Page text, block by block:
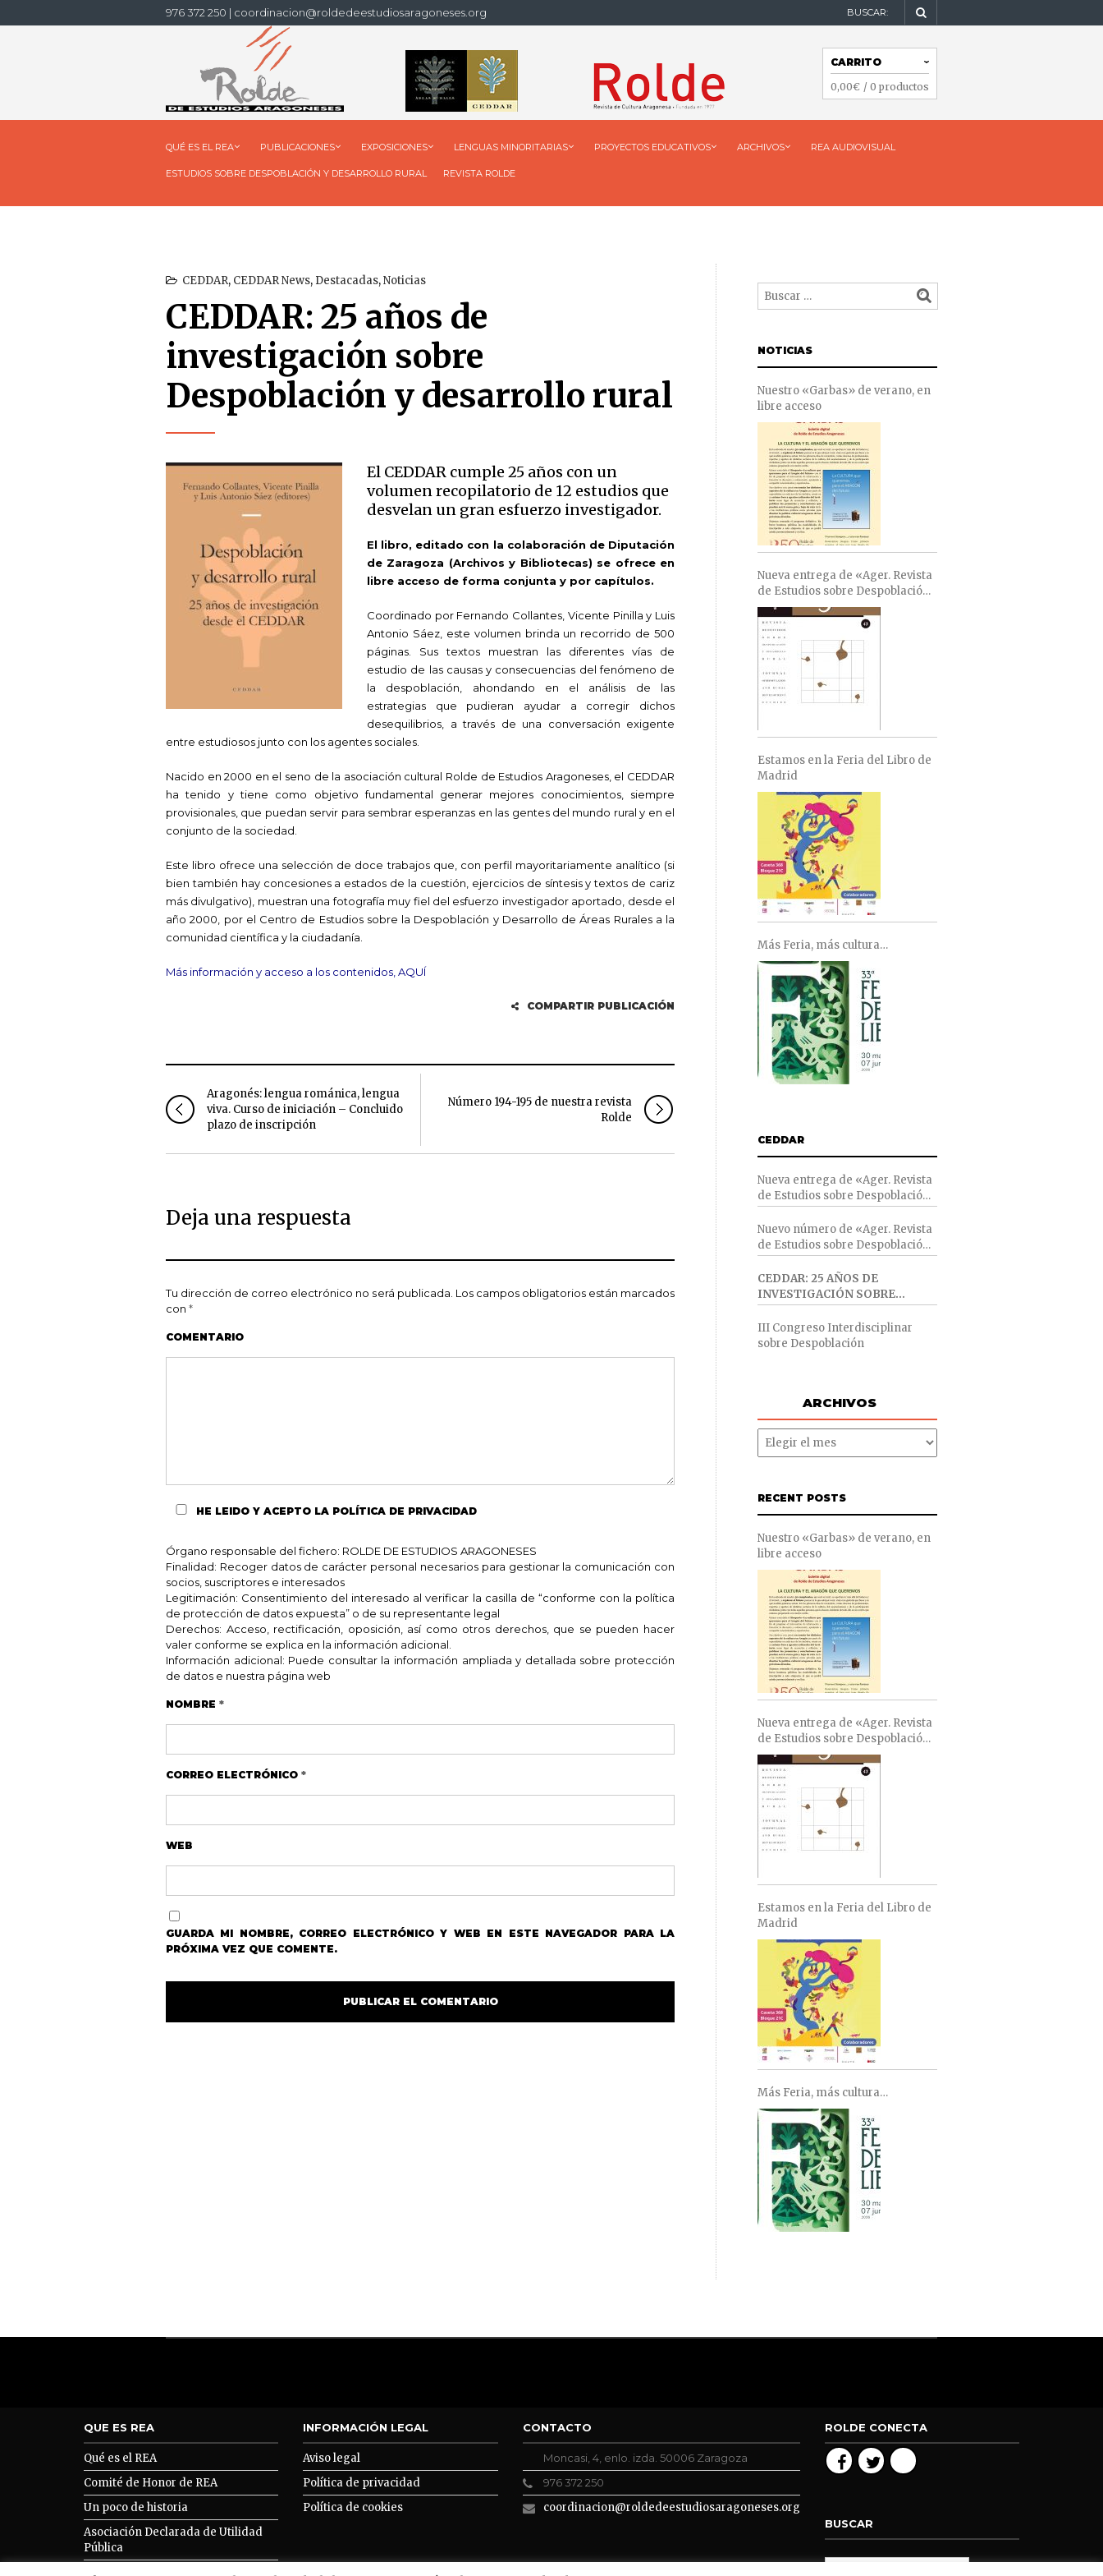
976 372 250 | coordinacion@roldedeestudiosaragoneses.org BUSCAR:
NAVEGACIÓN
CARRITO
0,00€ / 0 productos
QUÉ ES EL REA PUBLICACIONES EXPOSICIONES LENGUAS MINORITARIAS PROYECTOS EDUCATIVOS ARCHIVOS REA AUDIOVISUAL
ESTUDIOS SOBRE DESPOBLACIÓN Y DESARROLLO RURAL REVISTA ROLDE
CEDDAR, CEDDAR News, Destacadas,Noticias
CEDDAR: 25 años de
investigación sobre
Despoblación y desarrollo rural
El CEDDAR cumple 25 años con un
volumen recopilatorio de 12 estudios que
desvelan un gran esfuerzo investigador.
El libro, editado con la colaboración de Diputación
de Zaragoza (Archivos y Bibliotecas) se ofrece en
libre acceso de forma conjunta y por capítulos.
Coordinado por Fernando Collantes, Vicente Pinilla y Luis
Antonio Sáez, este volumen brinda un recorrido de 500
páginas. Sus textos muestran las diferentes vías de
estudio de las causas y consecuencias del fenómeno de
la despoblación, ahondando en el análisis de las
estrategias que pudieran ayudar a corregir dichos
desequilibrios, a través de una conversación exigente
entre estudiosos junto con los agentes sociales.
Nacido en 2000 en el seno de la asociación cultural Rolde de Estudios Aragoneses, el CEDDAR
ha tenido y tiene como objetivo fundamental generar mejores conocimientos, siempre
provisionales, que puedan servir para sembrar esperanzas en las gentes del mundo rural y en el
conjunto de la sociedad.
Este libro ofrece una selección de doce trabajos que, con perfil mayoritariamente analítico (si
bien también hay concesiones a estados de la cuestión, ejercicios de síntesis y textos de cariz
más divulgativo), muestran una fotografía muy fiel del esfuerzo investigador aportado, desde el
año 2000, por el Centro de Estudios sobre la Despoblación y Desarrollo de Áreas Rurales a la
comunidad científica y la ciudadanía.
Más información y acceso a los contenidos, AQUÍ
COMPARTIR PUBLICACIÓN
FACEBOOK
TWITTER
Aragonés: lengua románica, lengua
viva. Curso de iniciación – Concluido
plazo de inscripción
Número 194-195 de nuestra revista
Rolde
Deja una respuesta
Tu dirección de correo electrónico no será publicada. Los campos obligatorios están marcados
con *
COMENTARIO
HE LEIDO Y ACEPTO LA POLÍTICA DE PRIVACIDAD
Órgano responsable del fichero: ROLDE DE ESTUDIOS ARAGONESES
Finalidad: Recoger datos de carácter personal necesarios para gestionar la comunicación con
socios, suscriptores e interesados
Legitimación: Consentimiento del interesado al verificar la casilla de “conforme con la política
de protección de datos expuesta” o de su representante legal
Derechos: Acceso, rectificación, oposición, así como otros derechos, que se pueden hacer
valer conforme se explica en la información adicional.
Información adicional: Puede consultar la información ampliada y detallada sobre protección
de datos e nuestra página web
NOMBRE *
CORREO ELECTRÓNICO *
WEB
GUARDA MI NOMBRE, CORREO ELECTRÓNICO Y WEB EN ESTE NAVEGADOR PARA LA
PRÓXIMA VEZ QUE COMENTE.
NOTICIAS
Nuestro «Garbas» de verano, en
libre acceso
Nueva entrega de «Ager. Revista
de Estudios sobre Despoblación
y Desarrollo Rural»
Estamos en la Feria del Libro de
Madrid
Más Feria, más cultura…
CEDDAR
Nueva entrega de «Ager. Revista
de Estudios sobre Despoblación
y Desarrollo Rural»
Nuevo número de «Ager. Revista
de Estudios sobre Despoblación
y Desarrollo Rural»
CEDDAR: 25 AÑOS DE
INVESTIGACIÓN SOBRE
DESPOBLACIÓN Y
DESARROLLO RURAL
III Congreso Interdisciplinar
sobre Despoblación
ARCHIVOS
ARCHIVOS
RECENT POSTS
Nuestro «Garbas» de verano, en
libre acceso
Nueva entrega de «Ager. Revista
de Estudios sobre Despoblación
y Desarrollo Rural»
Estamos en la Feria del Libro de
Madrid
Más Feria, más cultura…
QUE ES REA
Qué es el REA
Comité de Honor de REA
Un poco de historia
Asociación Declarada de Utilidad
Pública
Asociarse a REA
INFORMACIÓN LEGAL
Aviso legal
Política de privacidad
Política de cookies
CONTACTO
Moncasi, 4, enlo. izda. 50006 Zaragoza
976 372 250
coordinacion@roldedeestudiosaragoneses.org
ROLDE CONECTA
BUSCAR